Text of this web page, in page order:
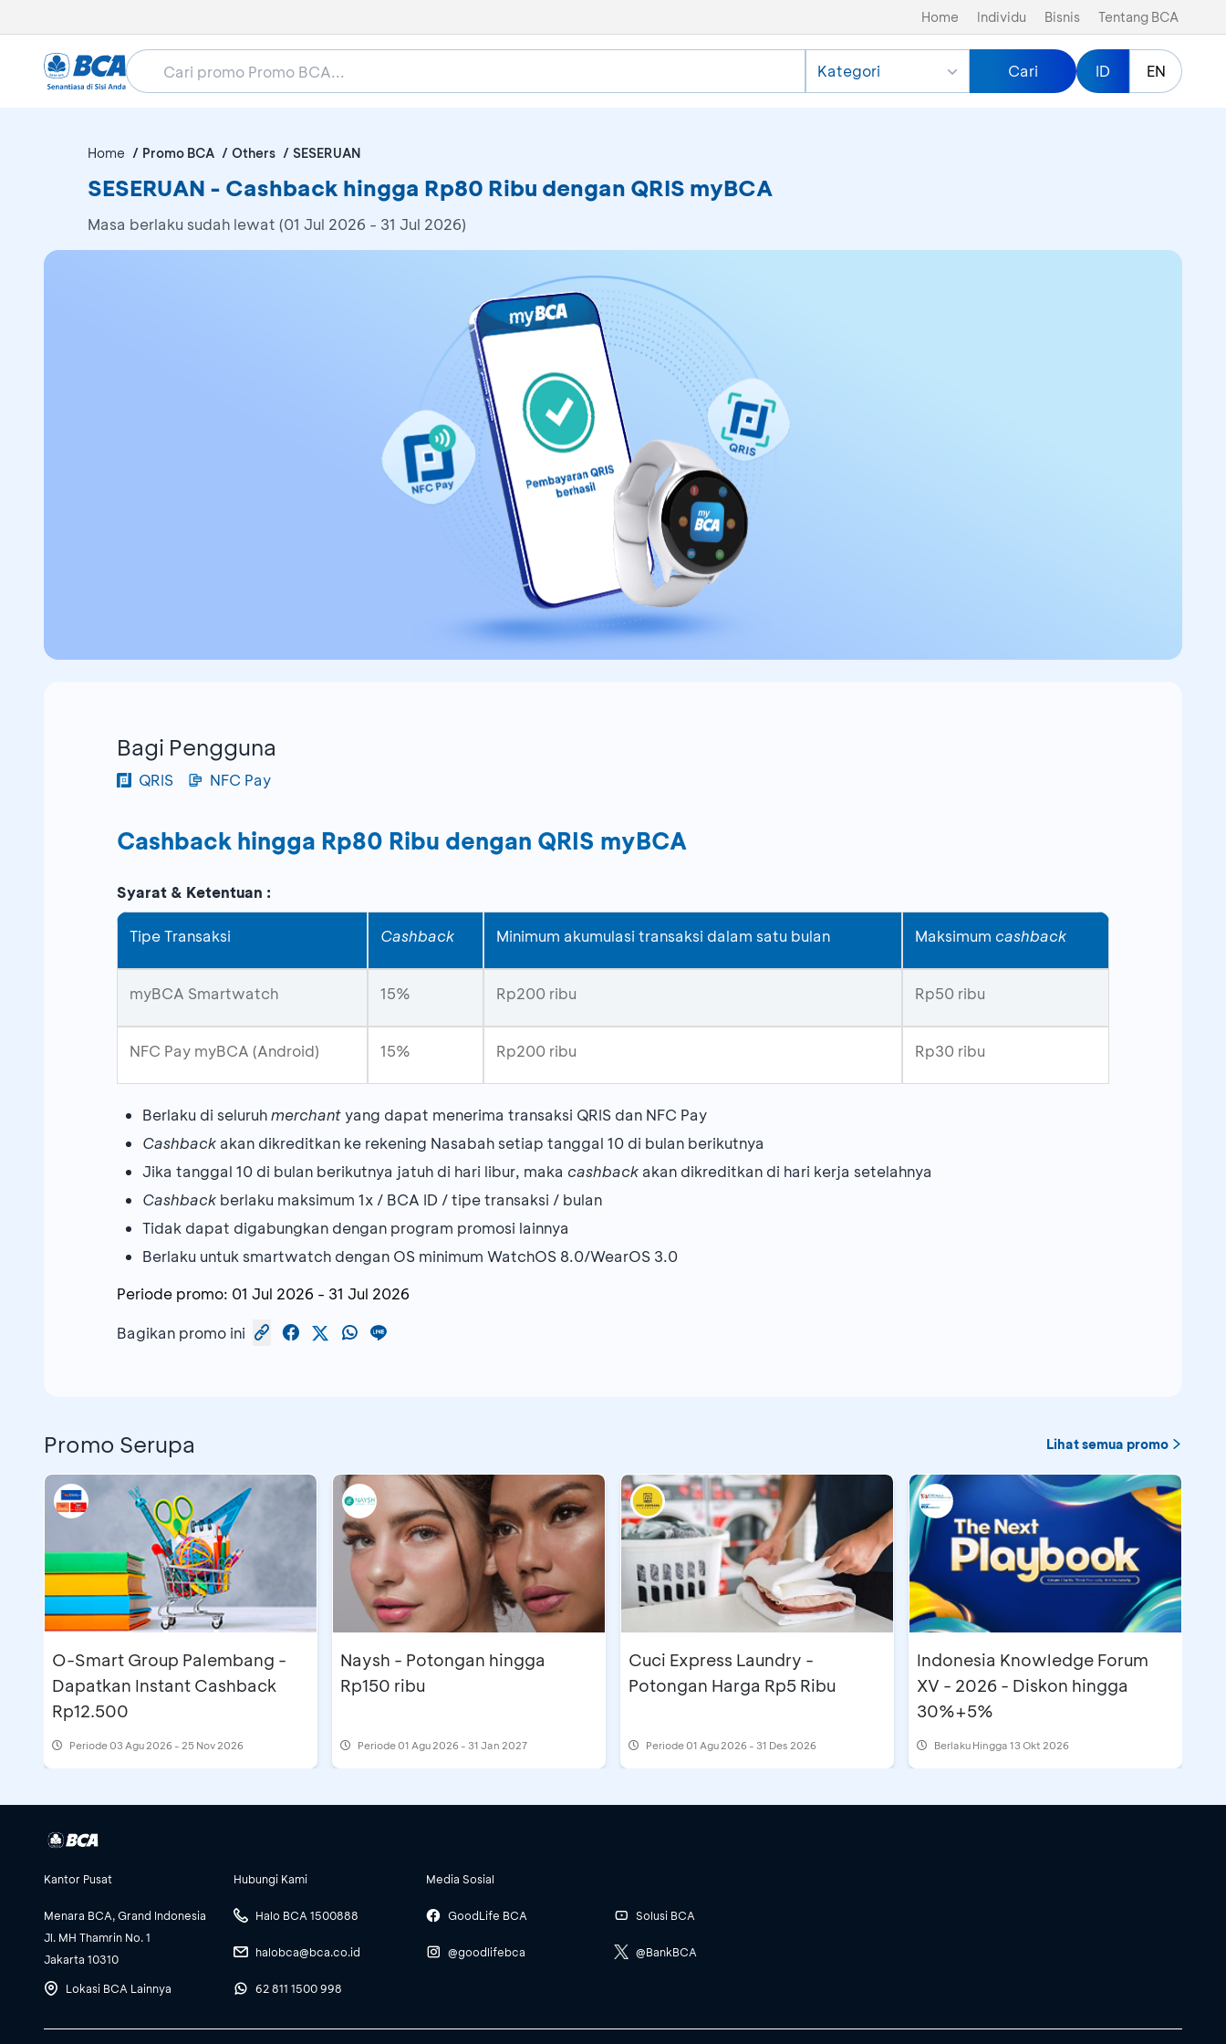
Home Individu Bisnis Tentang BCA
Kategori Cari ID EN
Home Promo BCA Others SESERUAN
SESERUAN - Cashback hingga Rp80 Ribu dengan QRIS myBCA
Masa berlaku sudah lewat (01 Jul 2026 - 31 Jul 2026)
Bagi Pengguna
QRIS NFC Pay
Cashback hingga Rp80 Ribu dengan QRIS myBCA
Syarat & Ketentuan :
Tipe Transaksi Cashback Minimum akumulasi transaksi dalam satu bulan Maksimum cashback
myBCA Smartwatch 15% Rp200 ribu Rp50 ribu
NFC Pay myBCA (Android) 15% Rp200 ribu Rp30 ribu
Berlaku di seluruhmerchantyang dapat menerima transaksi QRIS dan NFC Pay
Cashback akan dikreditkan ke rekening Nasabah setiap tanggal 10 di bulan berikutnya
Jika tanggal 10 di bulan berikutnya jatuh di hari libur, maka cashback akan dikreditkan di hari kerja setelahnya
Cashback berlaku maksimum 1x / BCA ID / tipe transaksi / bulan
Tidak dapat digabungkan dengan program promosi lainnya
Berlaku untuk smartwatch dengan OS minimum WatchOS 8.0/WearOS 3.0
Periode promo: 01 Jul 2026 - 31 Jul 2026
Bagikan promo ini
Promo Serupa Lihat semua promo
O-Smart Group Palembang -
Dapatkan Instant Cashback
Rp12.500
Periode03 Agu 2026 - 25 Nov 2026
Naysh - Potongan hingga
Rp150 ribu
Periode01 Agu 2026 - 31 Jan 2027
Cuci Express Laundry -
Potongan Harga Rp5 Ribu
Periode01 Agu 2026 - 31 Des 2026
Indonesia Knowledge Forum
XV - 2026 - Diskon hingga
30%+5%
Berlaku Hingga 13 Okt 2026
Kantor Pusat
Menara BCA, Grand Indonesia
Jl. MH Thamrin No. 1
Jakarta 10310
Lokasi BCA Lainnya
Hubungi Kami
Halo BCA 1500888
halobca@bca.co.id
62 811 1500 998
Media Sosial
GoodLife BCA
@goodlifebca
Solusi BCA
@BankBCA